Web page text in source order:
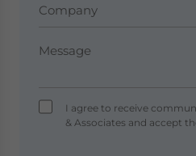
I agree to receive
& Associates and accept